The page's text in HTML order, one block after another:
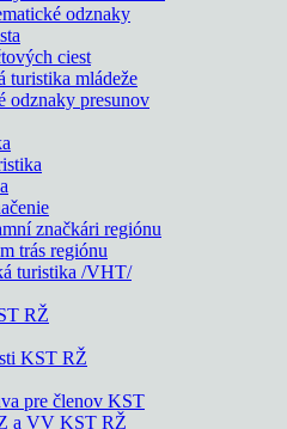
odznaky
ciest
turistika mládeže
odznaky presunov
značkári regiónu
trás regiónu
turistika /VHT/
RŽ
KST RŽ
pre členov KST
a VV KST RŽ